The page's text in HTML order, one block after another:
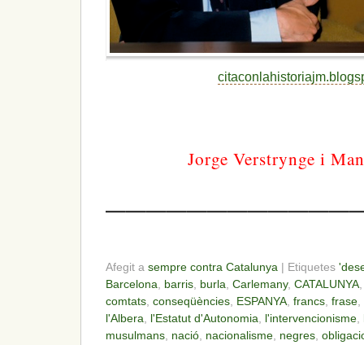
Jorge Verstrynge i
Afegit a sempre contra Catalunya | Etiquetes
Barcelona
barris burla Carlemany, CATALUNYA
comtats conseqüències ESPANYA francs frase
l'Albera
l'Estatut d'Autonomia l'intervencionisme
musulmans nació nacionalisme negres